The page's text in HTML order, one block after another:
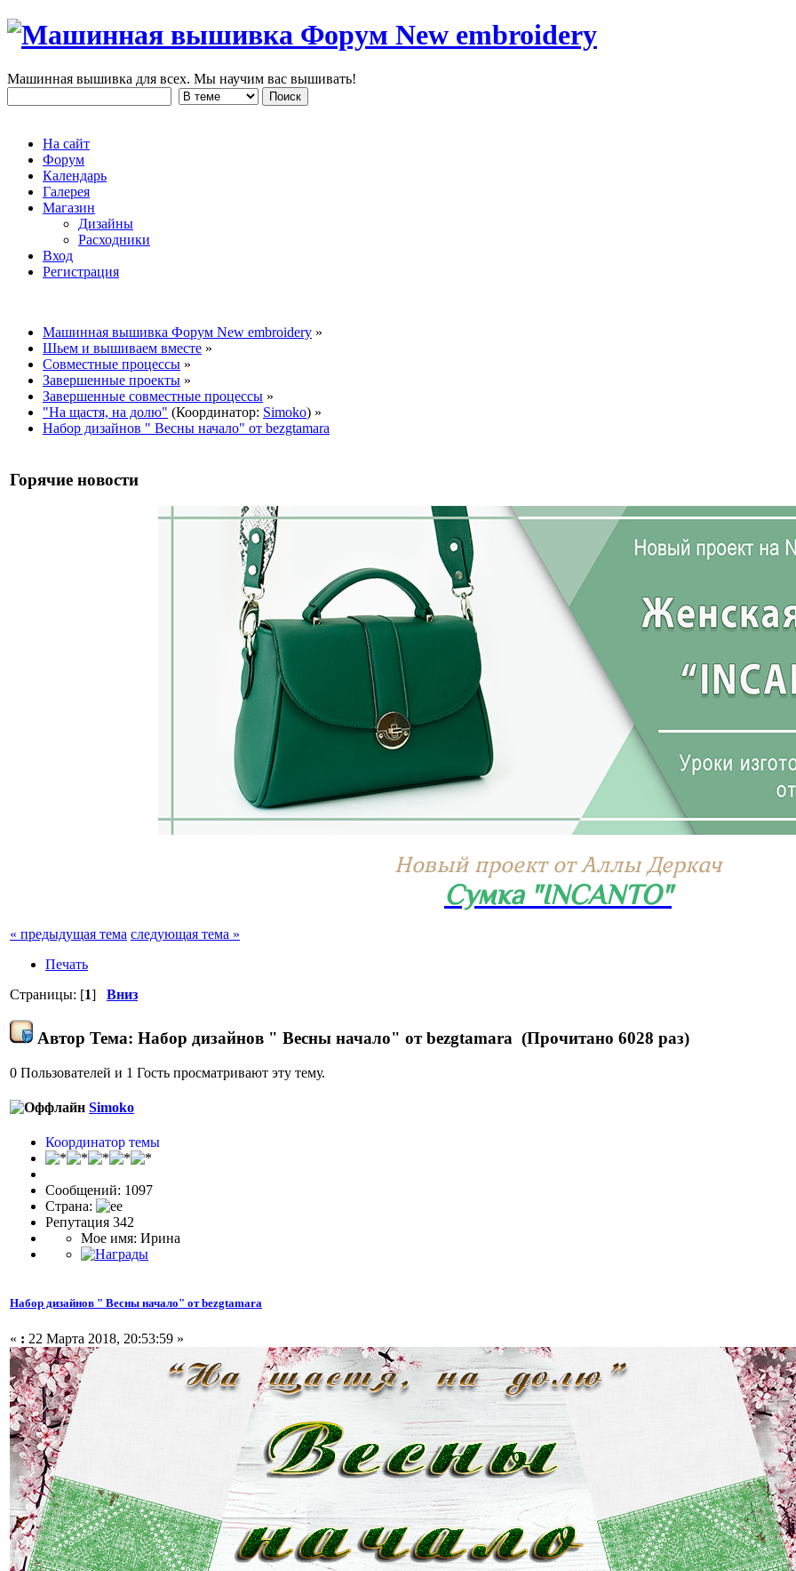
Машинная вышивка для всех. Мы научим вас вышивать!
На сайт
Форум
Календарь
Галерея
Магазин
Дизайны
Расходники
Вход
Регистрация
Машинная вышивка Форум New embroidery »
Шьем и вышиваем вместе »
Совместные процессы »
Завершенные проекты »
Завершенные совместные процессы »
"На щастя, на долю" (Координатор: Simoko) »
Набор дизайнов " Весны начало" от bezgtamara
Горячие новости
Новый проект от Аллы Деркач
Сумка "INCANTO"
« предыдущая тема следующая тема »
Печать
Страницы: [1] Вниз
Автор Тема: Набор дизайнов " Весны начало" от bezgtamara (Прочитано 6028 раз)
0 Пользователей и 1 Гость просматривают эту тему.
Simoko
Координатор темы
Сообщений: 1097
Страна:
Репутация 342
Мое имя: Ирина
Набор дизайнов " Весны начало" от bezgtamara
« : 22 Марта 2018, 20:53:59 »